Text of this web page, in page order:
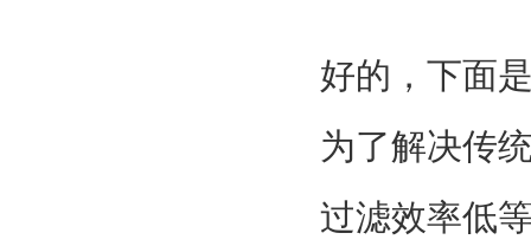
好的，下面
为了解决传
过滤效率低